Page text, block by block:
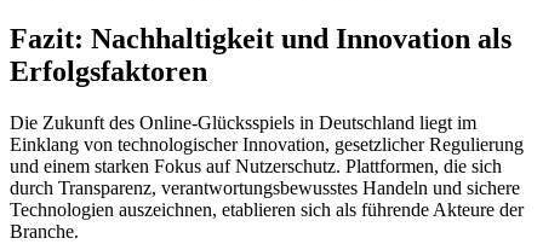
Fazit: Nachhaltigkeit und Innovation als
Erfolgsfaktoren
Die Zukunft des Online-Glücksspiels in Deutschland liegt im
Einklang von technologischer Innovation, gesetzlicher Regulierung
und einem starken Fokus auf Nutzerschutz. Plattformen, die sich
durch Transparenz, verantwortungsbewusstes Handeln und sichere
Technologien auszeichnen, etablieren sich als führende Akteure der
Branche.